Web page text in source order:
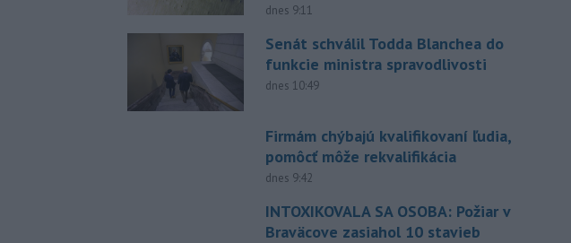
dnes 9:11
Senát schválil Todda Blanchea do
funkcie ministra spravodlivosti
dnes 10:49
Firmám chýbajú kvalifikovaní ľudia,
pomôcť môže rekvalifikácia
dnes 9:42
INTOXIKOVALA SA OSOBA: Požiar v
Braväcove zasiahol 10 stavieb